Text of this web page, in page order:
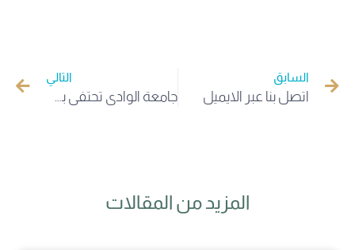
السابق
اتصل بنا عبر الايميل
التالي
المزيد من المقالات